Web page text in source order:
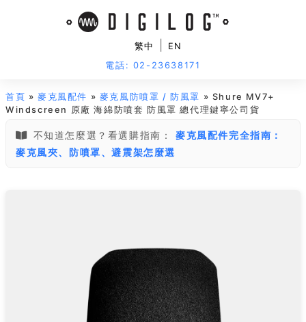
繁中
EN
電話: 02-23638171
首頁 »麥克風配件 » 麥克風防噴罩 / 防風罩 » Shure MV7+
Windscreen 原廠 海綿防噴套 防風罩 總代理鍵寧公司貨
不知道怎麼選？看選購指南：
麥克風配件完全指南：
麥克風夾、防噴罩、避震架怎麼選